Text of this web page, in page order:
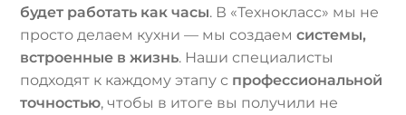
будет работать как часы. В «Технокласс» мы не
просто делаем кухни — мы создаемсистемы,
встроенные в жизнь. Наши специалисты
подходят к каждому этапу с профессиональной
точностью, чтобы в итоге вы получили не